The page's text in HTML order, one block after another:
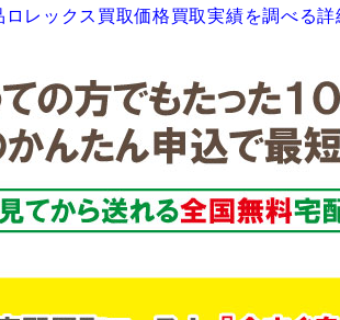
ロレックス買取価格買取実績を調べる